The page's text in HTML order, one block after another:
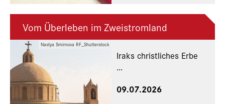
Nastya Smirnova RF_Shutterstock
Vom Überleben im Zweistromland
Iraks christliches Erbe
Freunde und Gönner
09.07.2026